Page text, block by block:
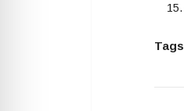
Tags